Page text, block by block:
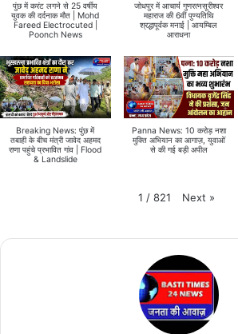
पुंछ में करंट लगने से 25 वर्षीय
युवक की दर्दनाक मौत | Mohd
Fareed Electrocuted |
Poonch News
जोधपुर में आचार्य गुणरत्नसूरीश्वर
महाराज की 6वीं पुण्यतिथि
श्रद्धापूर्वक मनाई | आयम्बिल
आराधना
Breaking News: पुंछ में
तबाही के बीच मंत्री जावेद अहमद
राणा पहुंचे प्रभावित गांव | Flood
& Landslide
Panna News: 10 करोड़ नशा
मुक्ति अभियान का आगाज़, युवाओं
से की गई बड़ी अपील
1 / 821 Next »